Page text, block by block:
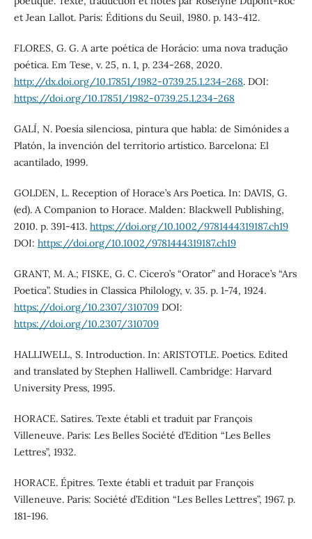
et Jean Lallot. Paris: Éditions du Seuil, 1980. p. 143-412.
FLORES, G. G. A arte poética de Horácio: uma nova tradução
poética. Em Tese, v. 25, n. 1, p. 234-268, 2020.
http://dx.doi.org/10.17851/1982-0739.25.1.234-268. DOI:
https://doi.org/10.17851/1982-0739.25.1.234-268
GALÍ, N. Poesía silenciosa, pintura que habla: de Simónides a
Platón, la invención del territorio artístico. Barcelona: El
acantilado, 1999.
GOLDEN, L. Reception of Horace’s Ars Poetica. In: DAVIS, G.
(ed). A Companion to Horace. Malden: Blackwell Publishing,
2010. p. 391-413. https://doi.org/10.1002/9781444319187.ch19
DOI: https://doi.org/10.1002/9781444319187.ch19
GRANT, M. A.; FISKE, G. C. Cicero’s “Orator” and Horace’s “Ars
Poetica”. Studies in Classica Philology, v. 35. p. 1-74, 1924.
https://doi.org/10.2307/310709DOI:
https://doi.org/10.2307/310709
HALLIWELL, S. Introduction. In: ARISTOTLE. Poetics. Edited
and translated by Stephen Halliwell. Cambridge: Harvard
University Press, 1995.
HORACE. Satires. Texte établi et traduit par François
Villeneuve. Paris: Les Belles Société d’Edition “Les Belles
Lettres”, 1932.
HORACE. Épitres. Texte établi et traduit par François
Villeneuve. Paris: Société d’Edition “Les Belles Lettres”, 1967. p.
181-196.